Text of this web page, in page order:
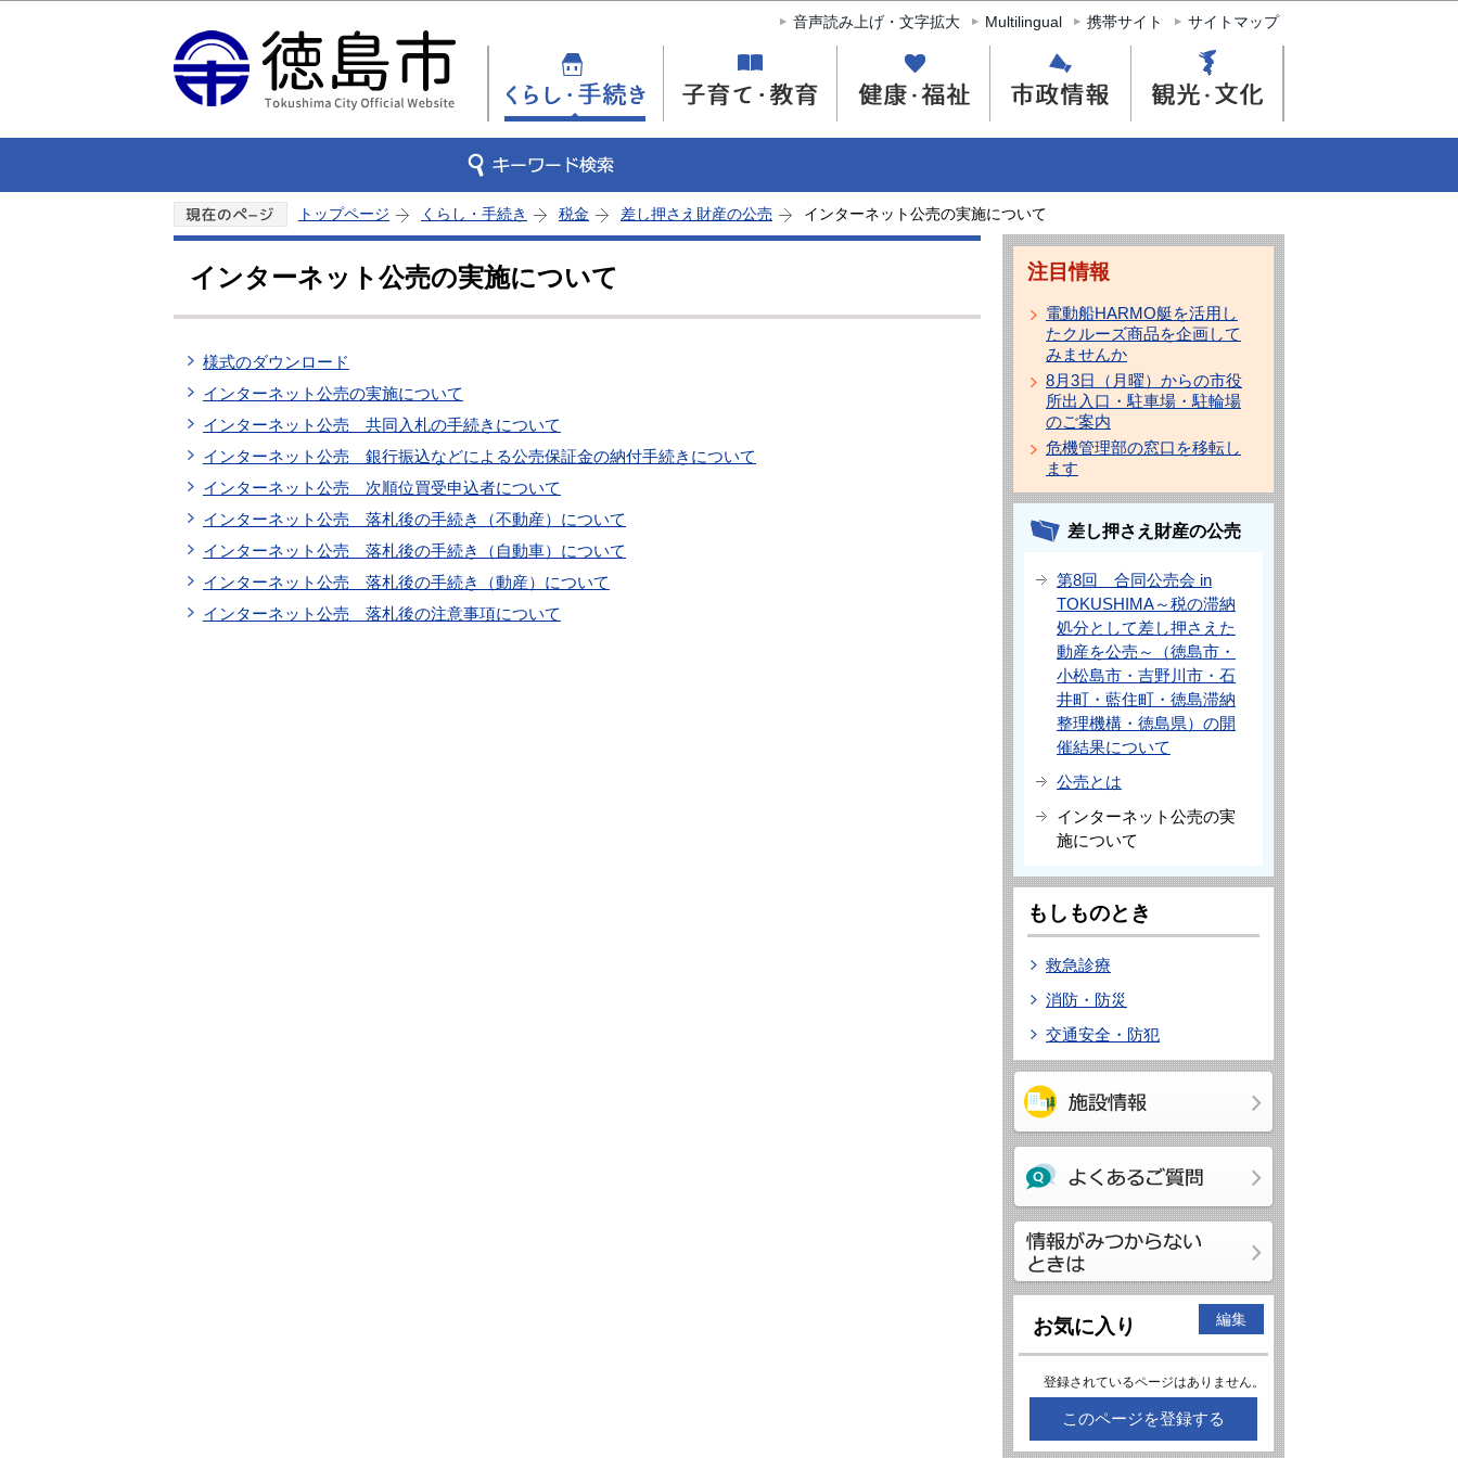
このページの本文へ移動
音声読み上げ・文字拡大 Multilingual 携帯サイト サイトマップ
トップページ くらし・手続き 税金 差し押さえ財産の公売 インターネット公売の実施について
インターネット公売の実施について
様式のダウンロード
インターネット公売の実施について
インターネット公売 共同入札の手続きについて
インターネット公売 銀行振込などによる公売保証金の納付手続きについて
インターネット公売 次順位買受申込者について
インターネット公売 落札後の手続き（不動産）について
インターネット公売 落札後の手続き（自動車）について
インターネット公売 落札後の手続き（動産）について
インターネット公売 落札後の注意事項について
注目情報
電動船HARMO艇を活用し
たクルーズ商品を企画して
みませんか
8月3日（月曜）からの市役
所出入口・駐車場・駐輪場
のご案内
危機管理部の窓口を移転し
ます
差し押さえ財産の公売
第8回 合同公売会 in
TOKUSHIMA～税の滞納
処分として差し押さえた
動産を公売～（徳島市・
小松島市・吉野川市・石
井町・藍住町・徳島滞納
整理機構・徳島県）の開
催結果について
公売とは
インターネット公売の実
施について
もしものとき
救急診療
消防・防災
交通安全・防犯
お気に入り 編集
登録されているページはありません。
このページを登録する